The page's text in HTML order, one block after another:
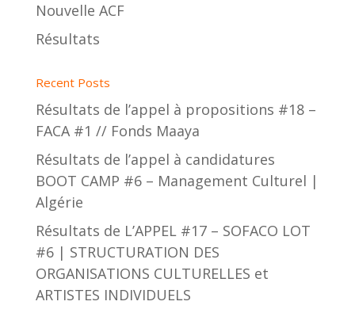
Nouvelle ACF
Résultats
Recent Posts
Résultats de l’appel à propositions #18 –
FACA #1 // Fonds Maaya
Résultats de l’appel à candidatures
BOOT CAMP #6 – Management Culturel |
Algérie
Résultats de L’APPEL #17 – SOFACO LOT
#6 | STRUCTURATION DES
ORGANISATIONS CULTURELLES et
ARTISTES INDIVIDUELS